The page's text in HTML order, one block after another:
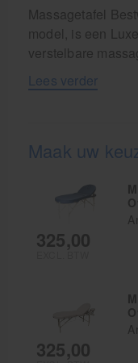
Massagetafel
model, is een
verstelbare
Lees verder
Maak uw
325,00
325,00